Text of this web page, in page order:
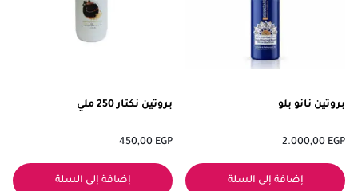
بروتين نانو بلو
2.000,00 EGP
إضافة إلى السلة
بروتين نكتار 250 ملي
450,00 EGP
إضافة إلى السلة